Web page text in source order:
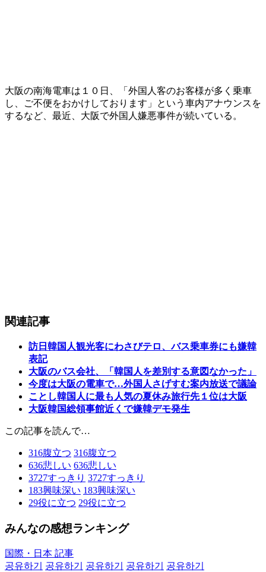
大阪の南海電車は１０日、「外国人客のお客様が多く乗車
し、ご不便をおかけしております」という車内アナウンスを
するなど、最近、大阪で外国人嫌悪事件が続いている。
関連記事
訪日韓国人観光客にわさびテロ、バス乗車券にも嫌韓
表記
大阪のバス会社、「韓国人を差別する意図なかった」
今度は大阪の電車で…外国人さげすむ案内放送で議論
ことし韓国人に最も人気の夏休み旅行先１位は大阪
大阪韓国総領事館近くで嫌韓デモ発生
この記事を読んで…
316腹立つ 316腹立つ
636悲しい 636悲しい
3727すっきり 3727すっきり
183興味深い 183興味深い
29役に立つ 29役に立つ
みんなの感想ランキング
国際・日本 記事
공유하기
공유하기 공유하기 공유하기
공유하기